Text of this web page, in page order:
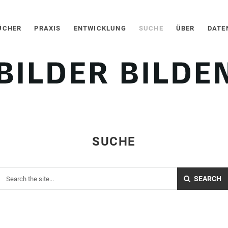
PRAXIS ENTWICKLUNG SUCHE ÜBER
SUCHE
SEARCH